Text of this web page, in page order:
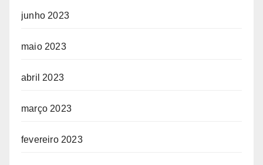
junho 2023
maio 2023
abril 2023
março 2023
fevereiro 2023